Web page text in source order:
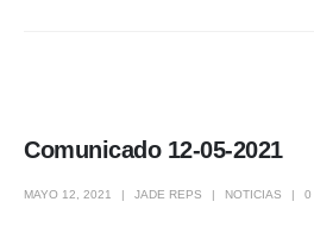
Comunicado 12-05-2021
MAYO 12, 2021 JADE REPS NOTICIAS 0